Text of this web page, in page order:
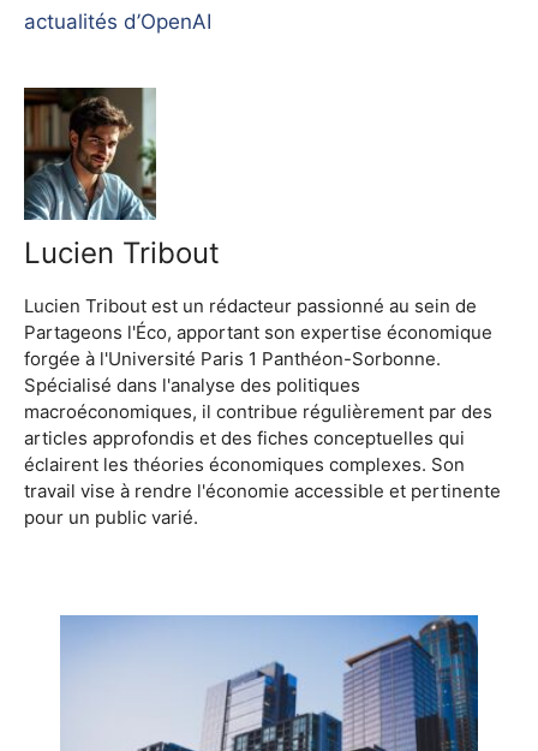
actualités d’OpenAI
Lucien Tribout
Lucien Tribout est un rédacteur passionné au sein de
Partageons l'Éco, apportant son expertise économique
forgée à l'Université Paris 1 Panthéon-Sorbonne.
Spécialisé dans l'analyse des politiques
macroéconomiques, il contribue régulièrement par des
articles approfondis et des fiches conceptuelles qui
éclairent les théories économiques complexes. Son
travail vise à rendre l'économie accessible et pertinente
pour un public varié.